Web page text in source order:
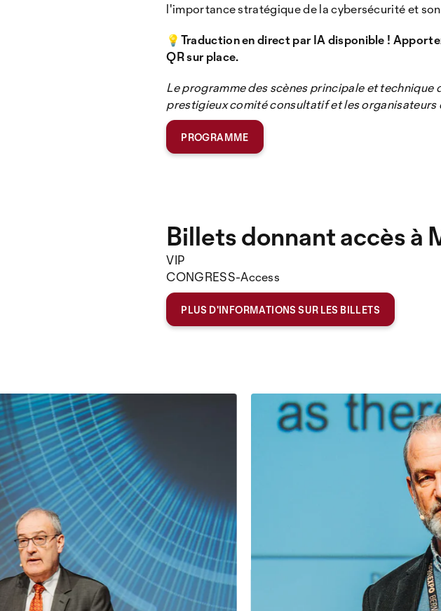
l'importance stratégique de la cybersécurité et
💡Traduction en direct par IA disponible !
QR sur place.
Le programme des scènes principale et technique
prestigieux comité consultatif et les organisateurs
PROGRAMME
Billets donnant accès à
VIP
CONGRESS-Access
PLUS D'INFORMATIONS SUR LES BILLETS